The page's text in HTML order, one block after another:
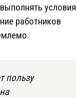
условия
работников
пользу